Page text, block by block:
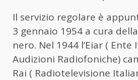
Il servizio regolare è
3 gennaio 1954 a cura
nero. Nel 1944 l’Eiar ( Ente
Audizioni Radiofoniche)
Rai ( Radiotelevisione